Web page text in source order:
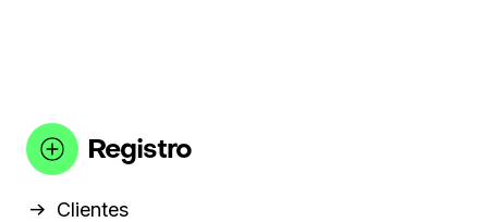
Registro
Clientes